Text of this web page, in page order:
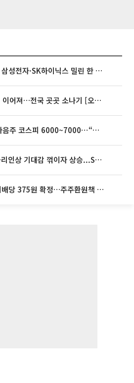
[베스트&워스트] 삼성전자·SK하이닉스 밀린 한 주…상상인증권은 85% 급등
35도 안팎 무더위 이어져…전국 곳곳 소나기 [오늘 날씨]
[주간증시전망] 다음주 코스피 6000~7000⋯“外人 수급은 정책이 변수”
뉴욕증시, 연준 금리인상 기대감 꺾이자 상승...S&P500 사상 최고치 [종합]
SK하이닉스, 분기배당 375원 확정…주주환원책 9월로 앞당겨 발표